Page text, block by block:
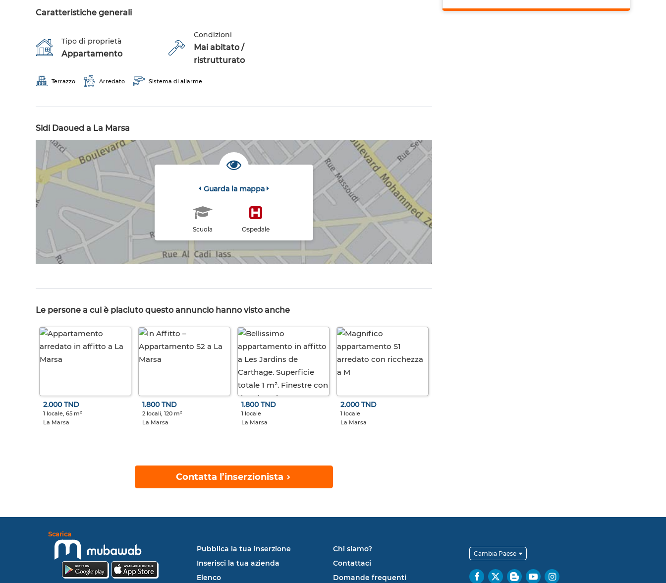
Caratteristiche generali
Tipo di proprietà
Appartamento
Condizioni
Mai abitato /
ristrutturato
Terrazzo Arredato Sistema di allarme
Sidi Daoued a La Marsa
Guarda la mappa
Scuola Ospedale
Le persone a cui è piaciuto questo annuncio hanno visto anche
2.000 TND
1 locale, 65 m²
La Marsa
1.800 TND
2 locali, 120 m²
La Marsa
1.800 TND
1 locale
La Marsa
2.000 TND
1 locale
La Marsa
Contatta l’inserzionista
Scarica
Pubblica la tua inserzione
Inserisci la tua azienda
Elenco
Chi siamo?
Contattaci
Domande frequenti
Cambia Paese